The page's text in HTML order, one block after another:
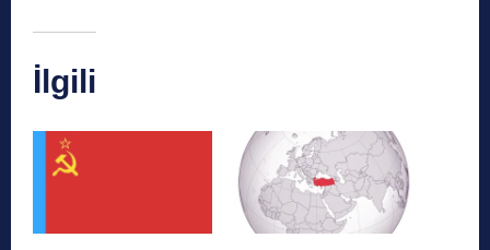
İlgili